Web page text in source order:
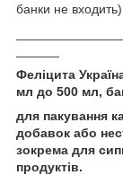
банки не входить)
Феліцита
мл до 500 мл,
для пакування
добавок або
зокрема для
продуктів.